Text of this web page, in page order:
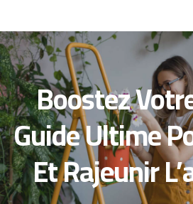
Boostez
Guide Ultime
Et Rajeunir